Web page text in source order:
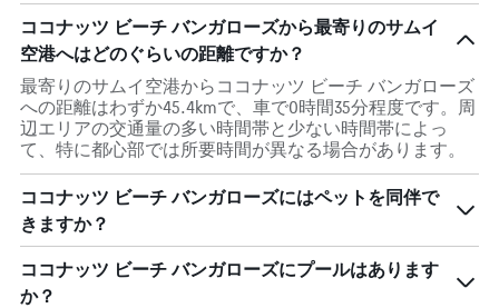
ココナッツ ビーチ バンガローズから最寄りのサムイ
空港へはどのぐらいの距離ですか？
最寄りのサムイ空港からココナッツ ビーチ バンガローズ
への距離はわずか45.4kmで、車で0時間35分程度です。周
辺エリアの交通量の多い時間帯と少ない時間帯によっ
て、特に都心部では所要時間が異なる場合があります。
ココナッツ ビーチ バンガローズにはペットを同伴で
きますか？
ココナッツ ビーチ バンガローズにプールはあります
か？